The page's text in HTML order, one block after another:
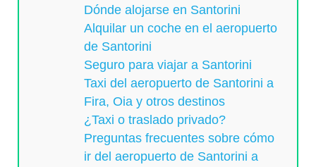
Dónde alojarse en Santorini
Alquilar un coche en el aeropuerto
de Santorini
Seguro para viajar a Santorini
Taxi del aeropuerto de Santorini a
Fira, Oia y otros destinos
¿Taxi o traslado privado?
Preguntas frecuentes sobre cómo
ir del aeropuerto de Santorini a